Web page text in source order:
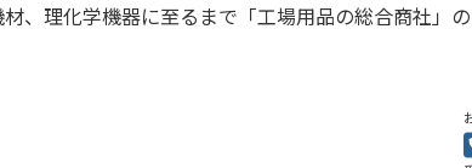
、理化学機器に至るまで「工場用品の総合商社」